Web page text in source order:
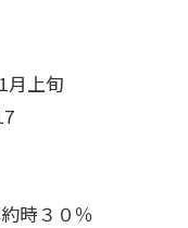
上旬
時３０％